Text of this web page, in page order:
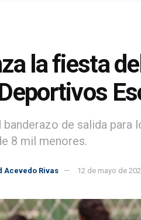
la fiesta
banderazo de salida
8 mil menores.
Acevedo Rivas 12 de mayo de